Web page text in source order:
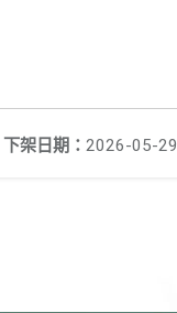
下架日期： 2026-05-29